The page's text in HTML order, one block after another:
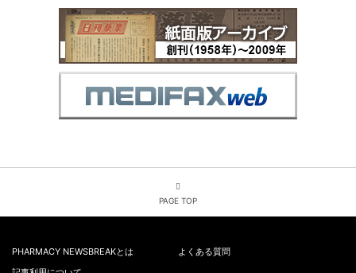
PAGE TOP
PHARMACY NEWSBREAKとは
よくある質問